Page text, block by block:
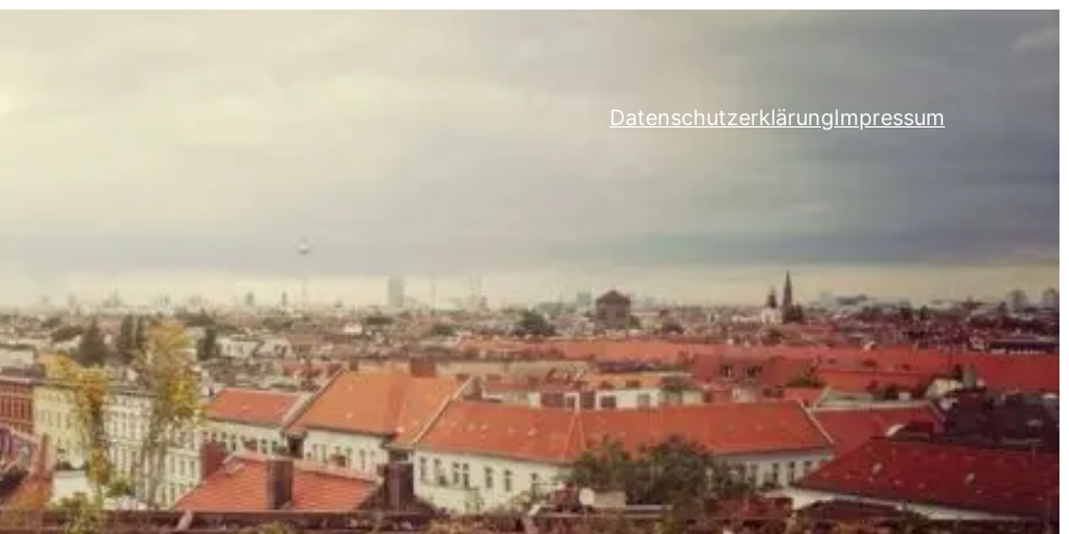
DatenschutzerklärungImpressum